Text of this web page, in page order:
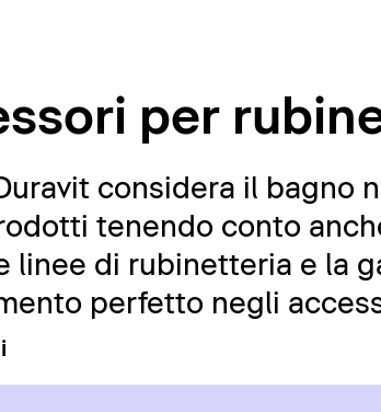
per
considera il bagno
tenendo conto
linee di rubinetteria e la
perfetto negli